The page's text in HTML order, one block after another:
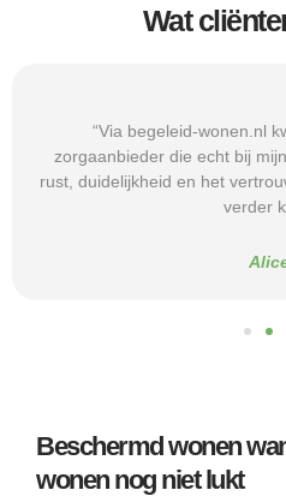
Wat
“Via begeleid-wonen.nl
zorgaanbieder die echt bij
rust, duidelijkheid en het
verder
Beschermd wonen
wonen nog niet lukt